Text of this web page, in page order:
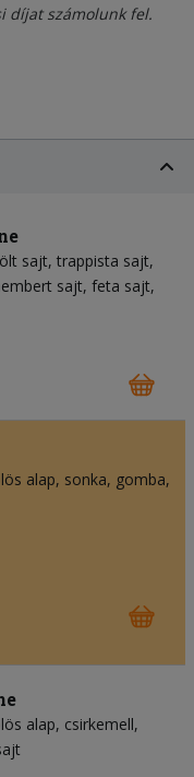
díjat számolunk fel.
sajt trappista sajt
sajt feta sajt
alap sonka gomba
alap csirkemell